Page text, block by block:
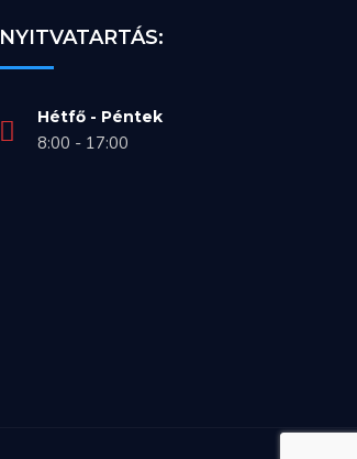
NYITVATARTÁS:
Hétfő - Péntek
8:00 - 17:00